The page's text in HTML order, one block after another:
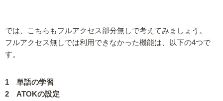
では、こちらもフルアクセス部分無しで考えてみましょう。
フルアクセス無しでは利用できなかった機能は、以下の4つで
す。
1 単語の学習
2 ATOKの設定